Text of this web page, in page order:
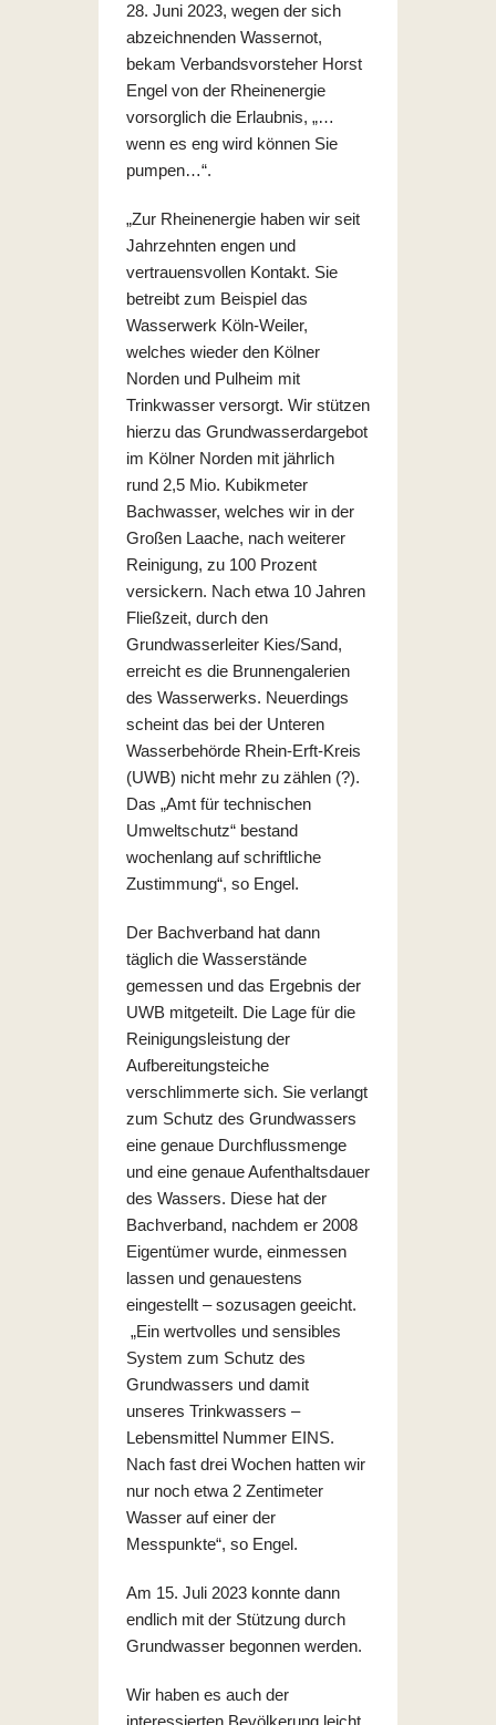
28. Juni 2023, wegen der sich
abzeichnenden Wassernot,
bekam Verbandsvorsteher Horst
Engel von der Rheinenergie
vorsorglich die Erlaubnis, „…
wenn es eng wird können Sie
pumpen…“.
„Zur Rheinenergie haben wir seit
Jahrzehnten engen und
vertrauensvollen Kontakt. Sie
betreibt zum Beispiel das
Wasserwerk Köln-Weiler,
welches wieder den Kölner
Norden und Pulheim mit
Trinkwasser versorgt. Wir stützen
hierzu das Grundwasserdargebot
im Kölner Norden mit jährlich
rund 2,5 Mio. Kubikmeter
Bachwasser, welches wir in der
Großen Laache, nach weiterer
Reinigung, zu 100 Prozent
versickern. Nach etwa 10 Jahren
Fließzeit, durch den
Grundwasserleiter Kies/Sand,
erreicht es die Brunnengalerien
des Wasserwerks. Neuerdings
scheint das bei der Unteren
Wasserbehörde Rhein-Erft-Kreis
(UWB) nicht mehr zu zählen (?).
Das „Amt für technischen
Umweltschutz“ bestand
wochenlang auf schriftliche
Zustimmung“, so Engel.
Der Bachverband hat dann
täglich die Wasserstände
gemessen und das Ergebnis der
UWB mitgeteilt. Die Lage für die
Reinigungsleistung der
Aufbereitungsteiche
verschlimmerte sich. Sie verlangt
zum Schutz des Grundwassers
eine genaue Durchflussmenge
und eine genaue Aufenthaltsdauer
des Wassers. Diese hat der
Bachverband, nachdem er 2008
Eigentümer wurde, einmessen
lassen und genauestens
eingestellt – sozusagen geeicht.
„Ein wertvolles und sensibles
System zum Schutz des
Grundwassers und damit
unseres Trinkwassers –
Lebensmittel Nummer EINS.
Nach fast drei Wochen hatten wir
nur noch etwa 2 Zentimeter
Wasser auf einer der
Messpunkte“, so Engel.
Am 15. Juli 2023 konnte dann
endlich mit der Stützung durch
Grundwasser begonnen werden.
Wir haben es auch der